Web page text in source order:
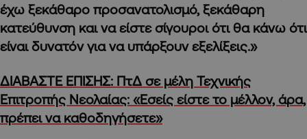
έχω ξεκάθαρο προσανατολισμό, ξεκάθαρη
κατεύθυνση και να είστε σίγουροι ότι θα κάνω ότι
είναι δυνατόν για να υπάρξουν εξελίξεις.»
ΔΙΑΒΑΣΤΕ ΕΠΙΣΗΣ: ΠτΔ σε μέλη Τεχνικής
Επιτροπής Νεολαίας: «Εσείς είστε το μέλλον, άρα,
πρέπει να καθοδηγήσετε»